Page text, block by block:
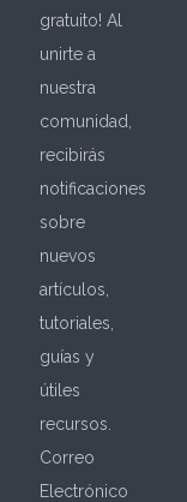
gratuito! Al
unirte a
nuestra
comunidad,
recibirás
notificaciones
sobre
nuevos
artículos,
tutoriales,
guías y
útiles
recursos.
Correo
Electrónico